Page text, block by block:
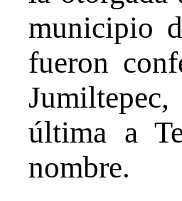
municipio
fueron
última a
nombre.